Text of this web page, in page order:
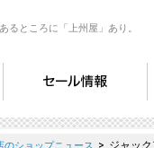
るところに「上州屋」あり。
> ジャッ